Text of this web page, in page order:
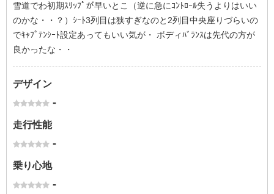
雪道でわ初期ｽﾘｯﾌﾟが早いとこ（逆に急にｺﾝﾄﾛｰﾙ失うよりはいい
のかな・・？）ｼｰﾄ3列目は狭すぎなのと2列目中央座りづらいの
でｷｬﾌﾟﾃﾝｼｰﾄ設定あってもいい気が・ ボディﾊﾞﾗﾝｽは先代の方が
良かったな・・
デザイン
-
走行性能
-
乗り心地
-